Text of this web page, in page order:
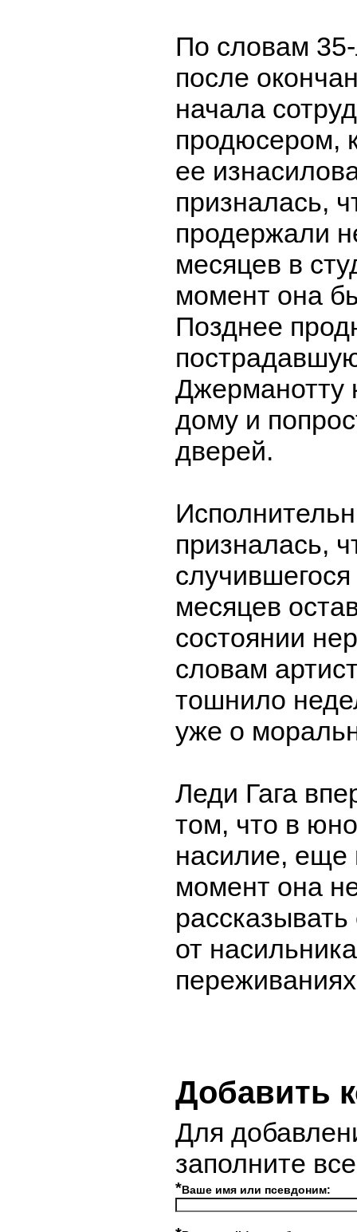
По словам
после
начала
продюсером,
ее
призналась,
продержали
месяцев в
момент она
Позднее
Джерманотту
дому и
дверей.
призналась,
месяцев
состоянии
словам
тошнило
уже о
Леди Гага
том, что в
насилие, еще
момент она
от
Добавить
Для
заполните
*Ваше имя или псевдоним: